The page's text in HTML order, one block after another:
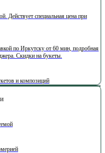
Действует специальная цена при
по Иркутску от 60 мин, подробная
Скидки на букеты.
и композиций